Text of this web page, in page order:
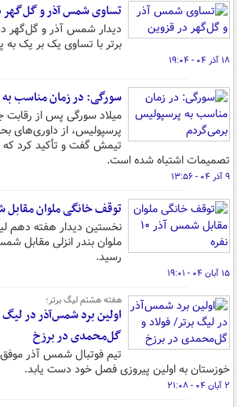
تساوی شمس آذر و گل‌گهر
دیدار شمس آذر و گل‌گهر
برتر با تساوی یک بر یک به
۱۸ آذر ۰۴ - ۱۹:۰۴
سورگی: در زمان مناسب
میلاد سورگی پس از
پرسپولیس، از داوری‌های
تیمش گفت و تأکید کرد که
تصمیمات اشتباه شده است.
۹ آذر ۰۴ - ۱۳:۵۶
توقف خانگی ملوان مقابل شمس
نخستین دیدار هفته دهم
ملوان بندر انزلی مقابل
رسید.
۱۵ آبان ۰۴ - ۱۹:۰۱
هفته هشتم لیگ برتر؛
اولین برد شمس‌آذر در لیگ
گل‌محمدی در برزخ
تیم فوتبال شمس آذر
خوزستان به اولین پیروزی فصل خود دست یابد.
۲ آبان ۰۴ - ۲۱:۰۸